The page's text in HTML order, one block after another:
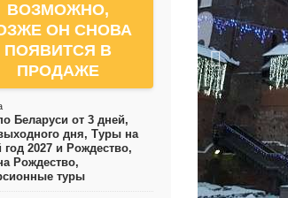
ВОЗМОЖНО,
ОН СНОВА
ПОЯВИТСЯ В
ПРОДАЖЕ
Беларуси от 3 дней,
дня, Туры на
2027 и Рождество,
Рождество,
туры